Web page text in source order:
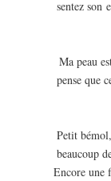
sentez son
Ma peau
pense que
Petit
beaucoup
Encore une